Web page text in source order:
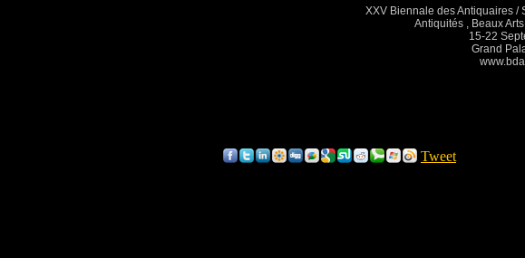
XXV Biennale des Antiquaires /
Antiquités , Beaux
15-22
Grand
Tweet